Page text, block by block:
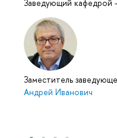
Заведующий кафедрой
Заместитель
Андрей Иванович